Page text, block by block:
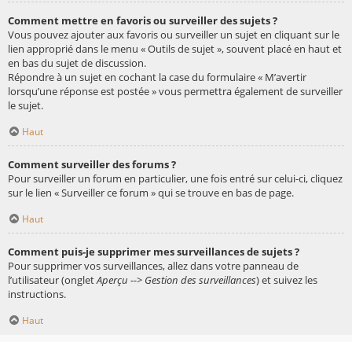
Comment mettre en favoris ou surveiller des sujets ?
Vous pouvez ajouter aux favoris ou surveiller un sujet en cliquant sur le
lien approprié dans le menu « Outils de sujet », souvent placé en haut et
en bas du sujet de discussion.
Répondre à un sujet en cochant la case du formulaire « M’avertir
lorsqu’une réponse est postée » vous permettra également de surveiller
le sujet.
Haut
Comment surveiller des forums ?
Pour surveiller un forum en particulier, une fois entré sur celui-ci, cliquez
sur le lien « Surveiller ce forum » qui se trouve en bas de page.
Haut
Comment puis-je supprimer mes surveillances de sujets ?
Pour supprimer vos surveillances, allez dans votre panneau de
l’utilisateur (ongletAperçu --> Gestion des surveillances) et suivez les
instructions.
Haut